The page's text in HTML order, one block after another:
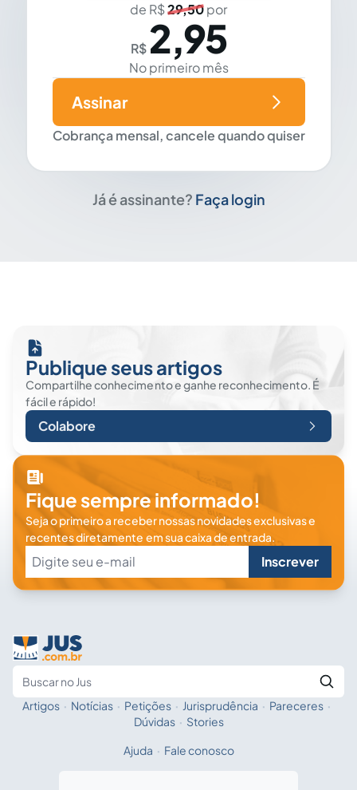
de R$29,50por
R$ 2,95
No primeiro mês
Cobrança mensal, cancele quando quiser
Assinar
Já é assinante? Faça login
Publique seus artigos
Compartilhe conhecimento e ganhe reconhecimento. É
fácil e rápido!
Colabore
Fique sempre informado!
Seja o primeiro a receber nossas novidades exclusivas e
recentes diretamente em sua caixa de entrada.
Inscrever
Fale com a IA
Artigos · Notícias · Petições · Jurisprudência · Pareceres ·
Dúvidas · Stories
Ajuda · Fale conosco